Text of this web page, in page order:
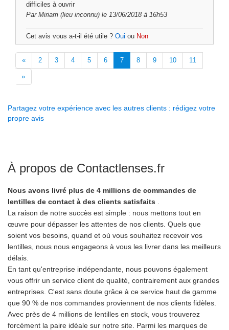
difficiles à ouvrir
Par Miriam (lieu inconnu) le 13/06/2018 à 16h53
Cet avis vous a-t-il été utile ? Oui ou Non
« 2 3 4 5 6 7 8 9 10 11
»
Partagez votre expérience avec les autres clients : rédigez votre
propre avis
À propos de Contactlenses.fr
Nous avons livré plus de 4 millions de commandes de
lentilles de contact à des clients satisfaits
La raison de notre succès est simple : nous mettons tout en
œuvre pour dépasser les attentes de nos clients. Quels que
soient vos besoins, quand et où vous souhaitez recevoir vos
lentilles, nous nous engageons à vous les livrer dans les meilleurs
délais.
En tant qu'entreprise indépendante, nous pouvons également
vous offrir un service client de qualité, contrairement aux grandes
entreprises. C'est sans doute grâce à ce service haut de gamme
que 90 % de nos commandes proviennent de nos clients fidèles.
Avec près de 4 millions de lentilles en stock, vous trouverez
forcément la paire idéale sur notre site. Parmi les marques de